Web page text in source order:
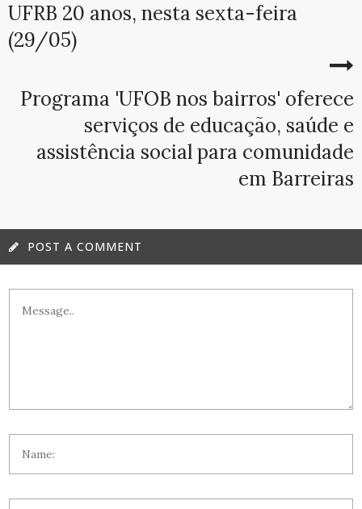
UFRB 20 anos, nesta sexta-feira
(29/05)
Programa 'UFOB nos bairros' oferece
serviços de educação, saúde e
assistência social para comunidade
em Barreiras
POST A COMMENT